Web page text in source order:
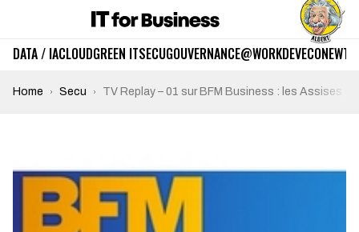
DATA / IACLOUDGREEN ITSECUGOUVERNANCE@WORKDEVECO
Home Secu TV Replay – 01 sur BFM Business : les Assises